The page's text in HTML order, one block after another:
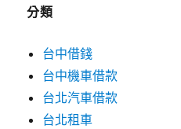
分類
台中借錢
台中機車借款
台北汽車借款
台北租車